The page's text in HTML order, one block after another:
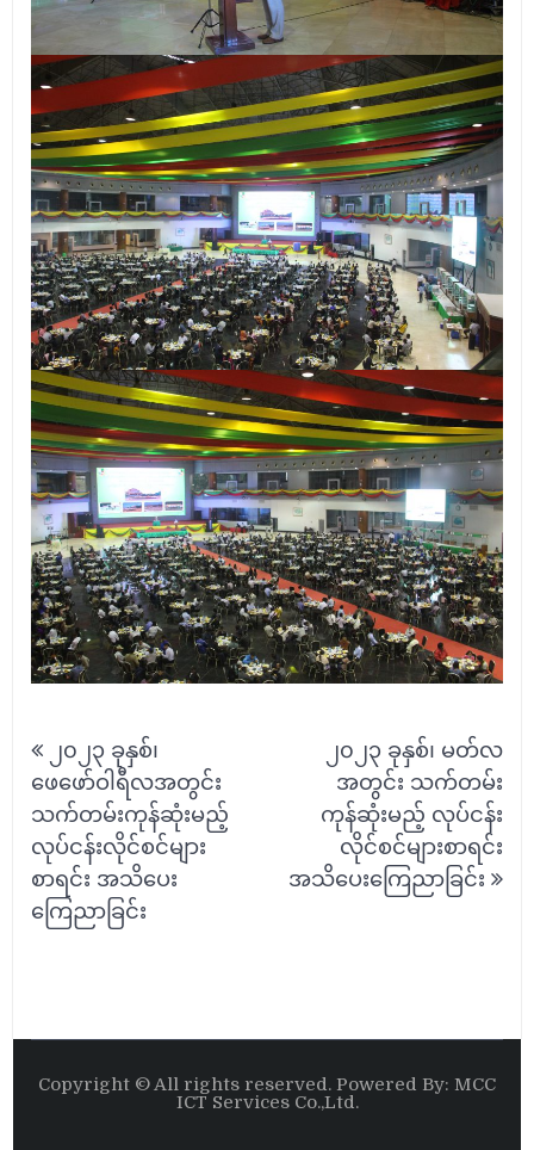
navigation
၂၀၂၃ ခုနှစ်၊
ဖေဖော်ဝါရီလအတွင်း
သက်တမ်းကုန်ဆုံးမည့်
လုပ်ငန်းလိုင်စင်များ
စာရင်း အသိပေး
ကြေညာခြင်း
၂၀၂၃ ခုနှစ်၊ မတ်လ
အတွင်း သက်တမ်း
ကုန်ဆုံးမည့် လုပ်ငန်း
လိုင်စင်များစာရင်း
အသိပေးကြေညာခြင်း
Copyright © All rights reserved. Powered By: MCC
ICT Services Co.,Ltd.